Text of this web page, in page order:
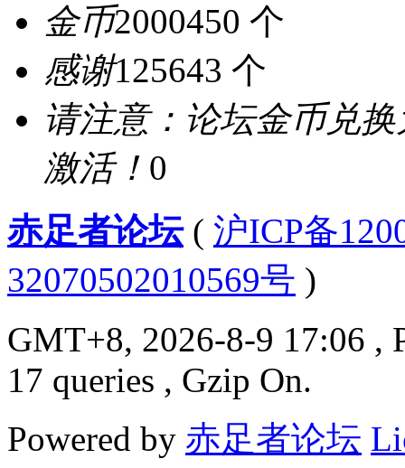
金币2000450 个
感谢125643 个
请注意：论坛金币兑
激活！ 0
赤足者论坛( 沪ICP备
32070502010569号 )
GMT+8, 2026-8-9 17:06 ,
17 queries , Gzip On.
Powered by 赤足者论坛